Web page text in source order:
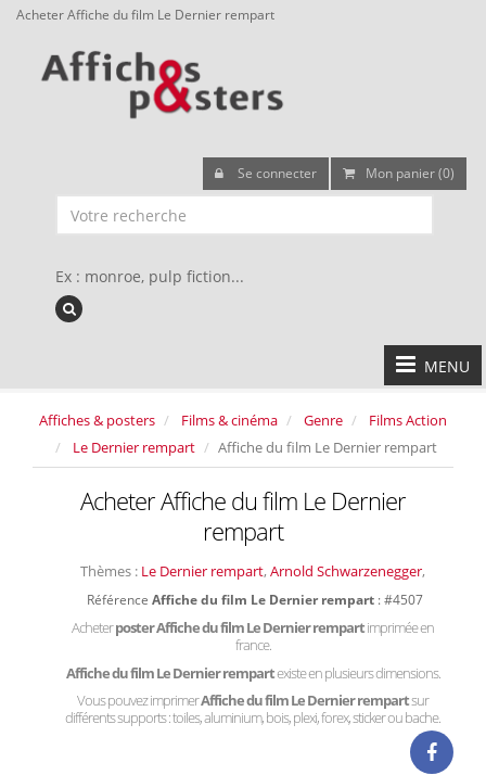
Acheter Affiche du film Le Dernier rempart
Se connecter Mon panier (0)
Ex : monroe, pulp fiction...
MENU
Affiches & posters Films & cinéma Genre
Films Action
Le Dernier rempart
Affiche du film Le Dernier rempart
Acheter Affiche du film Le Dernier
rempart
Thèmes : Le Dernier rempart, Arnold Schwarzenegger,
Référence Affiche du film Le Dernier rempart : #4507
Acheterposter Affiche du film Le Dernier rempartimprimée en
france.
Affiche du film Le Dernier rempartexiste en plusieurs dimensions.
Vous pouvez imprimerAffiche du film Le Dernier rempartsur
différents supports : toiles, aluminium, bois, plexi, forex, sticker ou bache.